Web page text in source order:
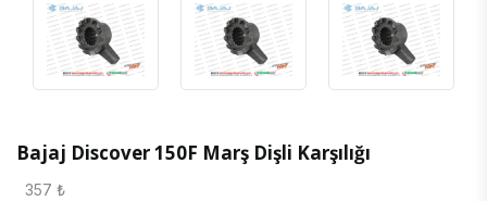
Bajaj Discover 150F Marş Dişli Karşılığı
357 ₺